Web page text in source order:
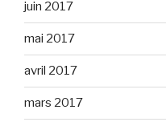
juin 2017
mai 2017
avril 2017
mars 2017